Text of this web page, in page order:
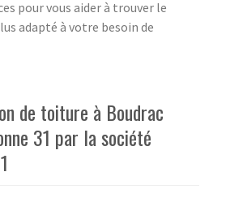
pour vous aider à trouver le
adapté à votre besoin de
de toiture à Boudrac
31 par la société